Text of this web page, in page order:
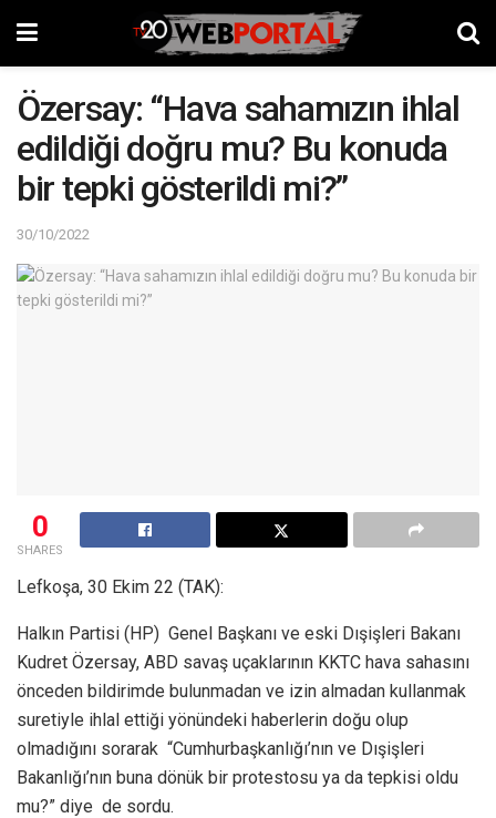
Özersay: “Hava sahamızın ihlal
edildiği doğru mu? Bu konuda
bir tepki gösterildi mi?”
30/10/2022
0
SHARES
Lefkoşa, 30 Ekim 22 (TAK):
Halkın Partisi (HP) Genel Başkanı ve eski Dışişleri Bakanı
Kudret Özersay, ABD savaş uçaklarının KKTC hava sahasını
önceden bildirimde bulunmadan ve izin almadan kullanmak
suretiyle ihlal ettiği yönündeki haberlerin doğu olup
olmadığını sorarak “Cumhurbaşkanlığı’nın ve Dışişleri
Bakanlığı’nın buna dönük bir protestosu ya da tepkisi oldu
mu?” diye de sordu.